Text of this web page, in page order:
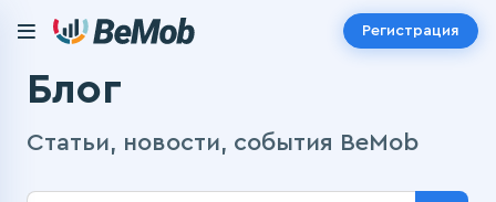
Регистрация
Блог
Статьи, новости, события BeMob